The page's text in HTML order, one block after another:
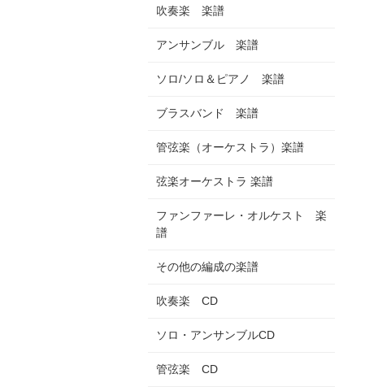
吹奏楽 楽譜
アンサンブル 楽譜
ソロ/ソロ＆ピアノ 楽譜
ブラスバンド 楽譜
管弦楽（オーケストラ）楽譜
弦楽オーケストラ 楽譜
ファンファーレ・オルケスト 楽
譜
その他の編成の楽譜
吹奏楽 CD
ソロ・アンサンブルCD
管弦楽 CD